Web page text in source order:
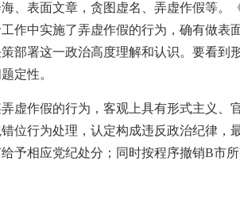
、表面文章，贪图虚名、弄虚作假等
作中实施了弄虚作假的行为，确有做
部署这一政治高度理解和认识。要看
定性。
作假的行为，客观上具有形式主义、
位行为处理，认定构成违反政治纪律
予相应党纪处分；同时按程序撤销B市